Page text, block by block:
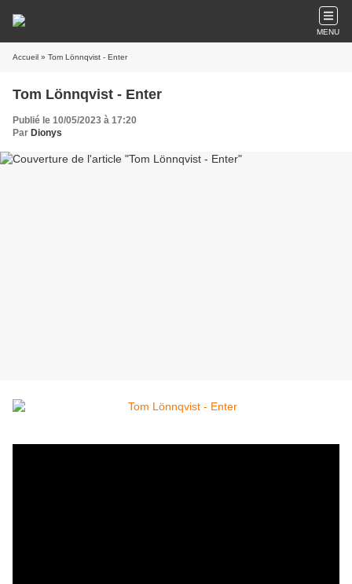
MENU
Accueil » Tom Lönnqvist - Enter
Tom Lönnqvist - Enter
Publié le 10/05/2023 à 17:20
Par Dionys